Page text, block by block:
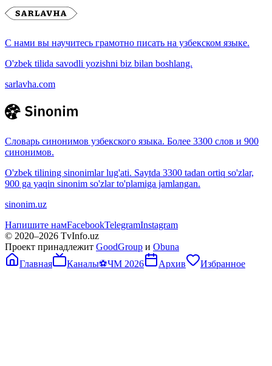
С нами вы научитесь грамотно писать на узбекском языке.
O'zbek tilida savodli yozishni biz bilan boshlang.
sarlavha.com
Словарь синонимов узбекского языка. Более 3300 слов и 900
синонимов.
O'zbek tilining sinonimlar lug'ati. Saytda 3300 tadan ortiq so'zlar,
900 ga yaqin sinonim so'zlar to'plamiga jamlangan.
sinonim.uz
Напишите намFacebookTelegramInstagram
© 2020–2026 TvInfo.uz
Проект принадлежит GoodGroup и Obuna
Главная
Каналы⚽ЧМ 2026 Архив Избранное